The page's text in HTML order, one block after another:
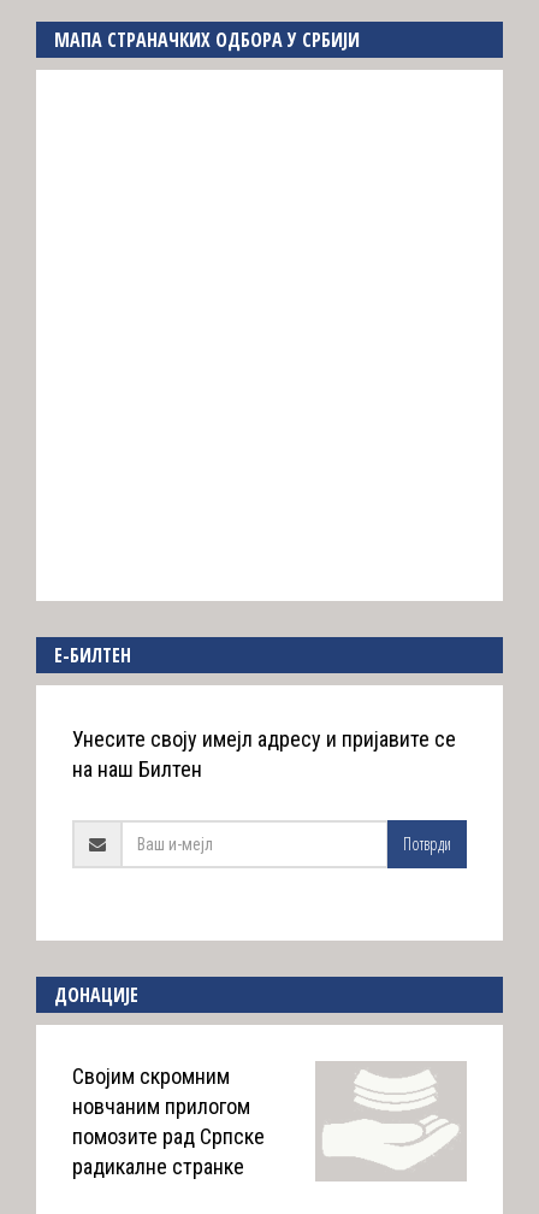
МАПА СТРАНАЧКИХ ОДБОРА У СРБИЈИ
E-БИЛТЕН
Унесите своју имејл адресу и пријавите се
на наш Билтен
Потврди
ДОНАЦИЈЕ
Својим скромним
новчаним прилогом
помозите рад Српске
радикалне странке